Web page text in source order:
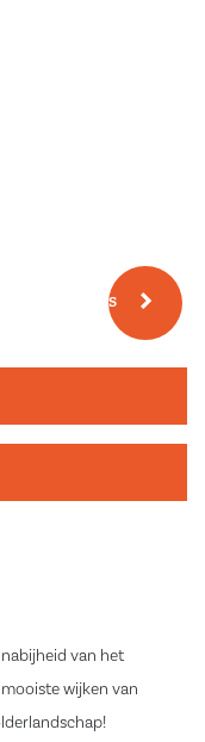
Meer fotos
nabijheid van het
mooiste wijken van